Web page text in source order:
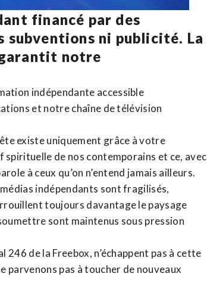
financé par des
subventions ni publicité. La
notre
indépendante accessible
et notrechaîne de télévision
existe uniquement grâce à votre
spirituelle de nos contemporains et ce, avec
à ceux qu’on n’entend jamais ailleurs.
indépendants sont fragilisés,
toujours davantage le paysage
sont maintenus sous pression
de la Freebox, n’échappent pas à cette
parvenons pas à toucher de nouveaux